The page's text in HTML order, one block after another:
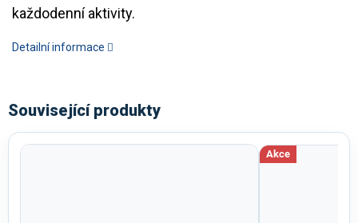
každodenní aktivity.
Detailní informace
Související produkty
Akce